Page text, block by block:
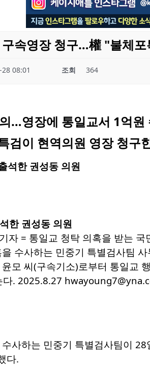
속영장 청구…權 "불체
08:01 조회 364
…영장에 통일교서 1억원
검이 현역의원 영장 청구
한 권성동 의원
자 = 통일교 청탁 의혹을 받는
수사하는 민중기 특별검사팀
모 씨(구속기소)로부터 통일교
다. 2025.8.27
사하는 민중기 특별검사팀이
다.